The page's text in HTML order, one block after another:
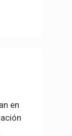
en